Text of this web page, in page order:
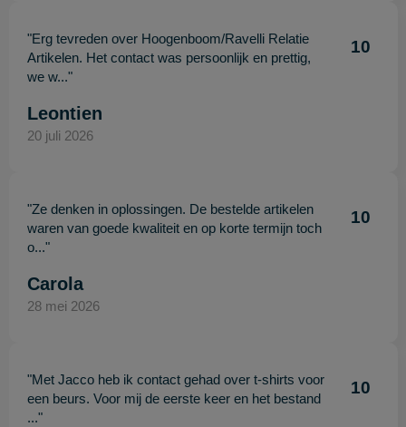
"Erg tevreden over Hoogenboom/Ravelli Relatie
Artikelen. Het contact was persoonlijk en prettig,
we w..."
10
Leontien
20 juli 2026
"Ze denken in oplossingen. De bestelde artikelen
waren van goede kwaliteit en op korte termijn toch
o..."
10
Carola
28 mei 2026
"Met Jacco heb ik contact gehad over t-shirts voor
een beurs. Voor mij de eerste keer en het bestand
..."
10